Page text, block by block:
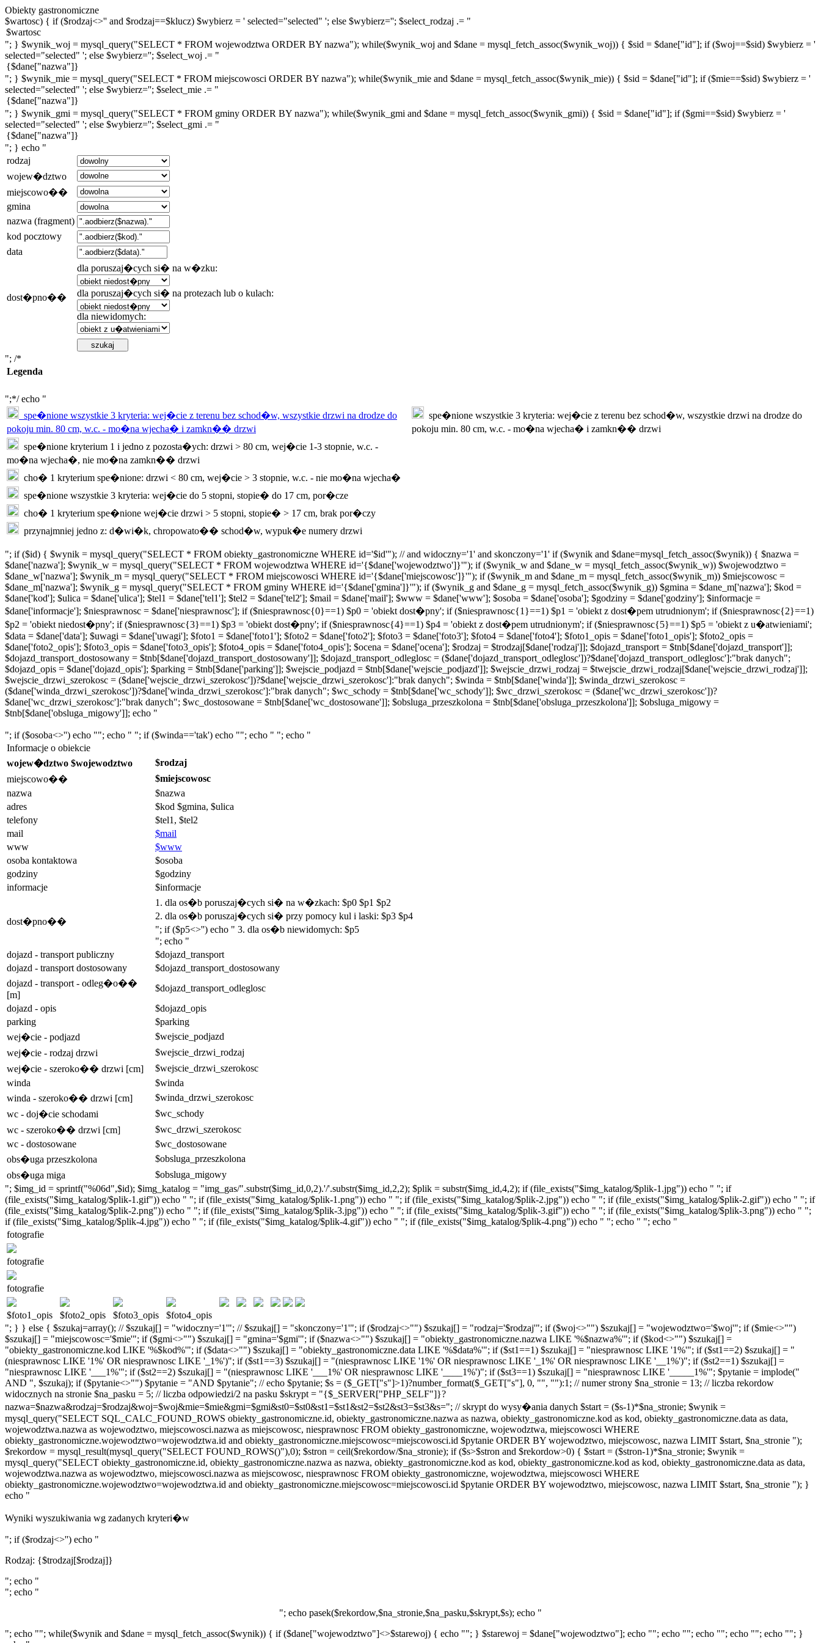
Obiekty gastronomiczne
$wartosc) { if ($rodzaj<>'' and $rodzaj==$klucz) $wybierz = ' selected="selected" '; else $wybierz=''; $select_rodzaj .= "
"; } $wynik_woj = mysql_query("SELECT * FROM wojewodztwa ORDER BY nazwa"); while($wynik_woj and $dane = mysql_fetch_assoc($wynik_woj)) { $sid = $dane["id"]; if ($woj==$sid) $wybierz = '
selected="selected" '; else $wybierz=''; $select_woj .= "
"; } $wynik_mie = mysql_query("SELECT * FROM miejscowosci ORDER BY nazwa"); while($wynik_mie and $dane = mysql_fetch_assoc($wynik_mie)) { $sid = $dane["id"]; if ($mie==$sid) $wybierz = '
selected="selected" '; else $wybierz=''; $select_mie .= "
"; } $wynik_gmi = mysql_query("SELECT * FROM gminy ORDER BY nazwa"); while($wynik_gmi and $dane = mysql_fetch_assoc($wynik_gmi)) { $sid = $dane["id"]; if ($gmi==$sid) $wybierz = '
selected="selected" '; else $wybierz=''; $select_gmi .= "
"; } echo "
rodzaj
wojew�dztwo
miejscowo��
gmina
nazwa (fragment)
kod pocztowy
data
dost�pno��
dla poruszaj�cych si� na w�zku:
dla poruszaj�cych si� na protezach lub o kulach:
dla niewidomych:
"; /*
Legenda
";*/ echo "
spe�nione wszystkie 3 kryteria: wej�cie z terenu bez schod�w, wszystkie drzwi na drodze do
pokoju min. 80 cm, w.c. - mo�na wjecha� i zamkn�� drzwi
spe�nione wszystkie 3 kryteria: wej�cie z terenu bez schod�w, wszystkie drzwi na drodze do
pokoju min. 80 cm, w.c. - mo�na wjecha� i zamkn�� drzwi
spe�nione kryterium 1 i jedno z pozosta�ych: drzwi > 80 cm, wej�cie 1-3 stopnie, w.c. -
mo�na wjecha�, nie mo�na zamkn�� drzwi
cho� 1 kryterium spe�nione: drzwi < 80 cm, wej�cie > 3 stopnie, w.c. - nie mo�na wjecha�
spe�nione wszystkie 3 kryteria: wej�cie do 5 stopni, stopie� do 17 cm, por�cze
cho� 1 kryterium spe�nione wej�cie drzwi > 5 stopni, stopie� > 17 cm, brak por�czy
przynajmniej jedno z: d�wi�k, chropowato�� schod�w, wypuk�e numery drzwi
"; if ($id) { $wynik = mysql_query("SELECT * FROM obiekty_gastronomiczne WHERE id='$id'"); // and widoczny='1' and skonczony='1' if ($wynik and $dane=mysql_fetch_assoc($wynik)) { $nazwa =
$dane['nazwa']; $wynik_w = mysql_query("SELECT * FROM wojewodztwa WHERE id='{$dane['wojewodztwo']}'"); if ($wynik_w and $dane_w = mysql_fetch_assoc($wynik_w)) $wojewodztwo =
$dane_w['nazwa']; $wynik_m = mysql_query("SELECT * FROM miejscowosci WHERE id='{$dane['miejscowosc']}'"); if ($wynik_m and $dane_m = mysql_fetch_assoc($wynik_m)) $miejscowosc =
$dane_m['nazwa']; $wynik_g = mysql_query("SELECT * FROM gminy WHERE id='{$dane['gmina']}'"); if ($wynik_g and $dane_g = mysql_fetch_assoc($wynik_g)) $gmina = $dane_m['nazwa']; $kod =
$dane['kod']; $ulica = $dane['ulica']; $tel1 = $dane['tel1']; $tel2 = $dane['tel2']; $mail = $dane['mail']; $www = $dane['www']; $osoba = $dane['osoba']; $godziny = $dane['godziny']; $informacje =
$dane['informacje']; $niesprawnosc = $dane['niesprawnosc']; if ($niesprawnosc{0}==1) $p0 = 'obiekt dost�pny'; if ($niesprawnosc{1}==1) $p1 = 'obiekt z dost�pem utrudnionym'; if ($niesprawnosc{2}==1)
$p2 = 'obiekt niedost�pny'; if ($niesprawnosc{3}==1) $p3 = 'obiekt dost�pny'; if ($niesprawnosc{4}==1) $p4 = 'obiekt z dost�pem utrudnionym'; if ($niesprawnosc{5}==1) $p5 = 'obiekt z u�atwieniami';
$data = $dane['data']; $uwagi = $dane['uwagi']; $foto1 = $dane['foto1']; $foto2 = $dane['foto2']; $foto3 = $dane['foto3']; $foto4 = $dane['foto4']; $foto1_opis = $dane['foto1_opis']; $foto2_opis =
$dane['foto2_opis']; $foto3_opis = $dane['foto3_opis']; $foto4_opis = $dane['foto4_opis']; $ocena = $dane['ocena']; $rodzaj = $trodzaj[$dane['rodzaj']]; $dojazd_transport = $tnb[$dane['dojazd_transport']];
$dojazd_transport_dostosowany = $tnb[$dane['dojazd_transport_dostosowany']]; $dojazd_transport_odleglosc = ($dane['dojazd_transport_odleglosc'])?$dane['dojazd_transport_odleglosc']:"brak danych";
$dojazd_opis = $dane['dojazd_opis']; $parking = $tnb[$dane['parking']]; $wejscie_podjazd = $tnb[$dane['wejscie_podjazd']]; $wejscie_drzwi_rodzaj = $twejscie_drzwi_rodzaj[$dane['wejscie_drzwi_rodzaj']];
$wejscie_drzwi_szerokosc = ($dane['wejscie_drzwi_szerokosc'])?$dane['wejscie_drzwi_szerokosc']:"brak danych"; $winda = $tnb[$dane['winda']]; $winda_drzwi_szerokosc =
($dane['winda_drzwi_szerokosc'])?$dane['winda_drzwi_szerokosc']:"brak danych"; $wc_schody = $tnb[$dane['wc_schody']]; $wc_drzwi_szerokosc = ($dane['wc_drzwi_szerokosc'])?
$dane['wc_drzwi_szerokosc']:"brak danych"; $wc_dostosowane = $tnb[$dane['wc_dostosowane']]; $obsluga_przeszkolona = $tnb[$dane['obsluga_przeszkolona']]; $obsluga_migowy =
$tnb[$dane['obsluga_migowy']]; echo "
"; if ($osoba<>'') echo ""; echo " "; if ($winda=='tak') echo ""; echo " "; echo "
Informacje o obiekcie
wojew�dztwo $wojewodztwo
$rodzaj
miejscowo��
$miejscowosc
nazwa
$nazwa
adres
$kod $gmina, $ulica
telefony
$tel1, $tel2
mail
$mail
www
$www
osoba kontaktowa
$osoba
godziny
$godziny
informacje
$informacje
dost�pno��
1. dla os�b poruszaj�cych si� na w�zkach: $p0 $p1 $p2
2. dla os�b poruszaj�cych si� przy pomocy kul i laski: $p3 $p4
"; if ($p5<>'') echo " 3. dla os�b niewidomych: $p5
"; echo "
dojazd - transport publiczny
$dojazd_transport
dojazd - transport dostosowany
$dojazd_transport_dostosowany
dojazd - transport - odleg�o��
[m]
$dojazd_transport_odleglosc
dojazd - opis
$dojazd_opis
parking
$parking
wej�cie - podjazd
$wejscie_podjazd
wej�cie - rodzaj drzwi
$wejscie_drzwi_rodzaj
wej�cie - szeroko�� drzwi [cm]
$wejscie_drzwi_szerokosc
winda
$winda
winda - szeroko�� drzwi [cm]
$winda_drzwi_szerokosc
wc - doj�cie schodami
$wc_schody
wc - szeroko�� drzwi [cm]
$wc_drzwi_szerokosc
wc - dostosowane
$wc_dostosowane
obs�uga przeszkolona
$obsluga_przeszkolona
obs�uga miga
$obsluga_migowy
"; $img_id = sprintf("%06d",$id); $img_katalog = "img_gas/".substr($img_id,0,2).'/'.substr($img_id,2,2); $plik = substr($img_id,4,2); if (file_exists("$img_katalog/$plik-1.jpg")) echo " "; if
(file_exists("$img_katalog/$plik-1.gif")) echo " "; if (file_exists("$img_katalog/$plik-1.png")) echo " "; if (file_exists("$img_katalog/$plik-2.jpg")) echo " "; if (file_exists("$img_katalog/$plik-2.gif")) echo " "; if
(file_exists("$img_katalog/$plik-2.png")) echo " "; if (file_exists("$img_katalog/$plik-3.jpg")) echo " "; if (file_exists("$img_katalog/$plik-3.gif")) echo " "; if (file_exists("$img_katalog/$plik-3.png")) echo " ";
if (file_exists("$img_katalog/$plik-4.jpg")) echo " "; if (file_exists("$img_katalog/$plik-4.gif")) echo " "; if (file_exists("$img_katalog/$plik-4.png")) echo " "; echo " "; echo "
fotografie
fotografie
fotografie
$foto1_opis $foto2_opis $foto3_opis
$foto4_opis
"; } } else { $szukaj=array(); // $szukaj[] = "widoczny='1'"; // $szukaj[] = "skonczony='1'"; if ($rodzaj<>"") $szukaj[] = "rodzaj='$rodzaj'"; if ($woj<>"") $szukaj[] = "wojewodztwo='$woj'"; if ($mie<>"")
$szukaj[] = "miejscowosc='$mie'"; if ($gmi<>"") $szukaj[] = "gmina='$gmi'"; if ($nazwa<>"") $szukaj[] = "obiekty_gastronomiczne.nazwa LIKE '%$nazwa%'"; if ($kod<>"") $szukaj[] =
"obiekty_gastronomiczne.kod LIKE '%$kod%'"; if ($data<>"") $szukaj[] = "obiekty_gastronomiczne.data LIKE '%$data%'"; if ($st1==1) $szukaj[] = "niesprawnosc LIKE '1%'"; if ($st1==2) $szukaj[] = "
(niesprawnosc LIKE '1%' OR niesprawnosc LIKE '_1%')"; if ($st1==3) $szukaj[] = "(niesprawnosc LIKE '1%' OR niesprawnosc LIKE '_1%' OR niesprawnosc LIKE '__1%')"; if ($st2==1) $szukaj[] =
"niesprawnosc LIKE '___1%'"; if ($st2==2) $szukaj[] = "(niesprawnosc LIKE '___1%' OR niesprawnosc LIKE '____1%')"; if ($st3==1) $szukaj[] = "niesprawnosc LIKE '_____1%'"; $pytanie = implode("
AND ", $szukaj); if ($pytanie<>"") $pytanie = "AND $pytanie"; // echo $pytanie; $s = ($_GET["s"]>1)?number_format($_GET["s"], 0, "", ""):1; // numer strony $na_stronie = 13; // liczba rekordow
widocznych na stronie $na_pasku = 5; // liczba odpowiedzi/2 na pasku $skrypt = "{$_SERVER["PHP_SELF"]}?
nazwa=$nazwa&rodzaj=$rodzaj&woj=$woj&mie=$mie&gmi=$gmi&st0=$st0&st1=$st1&st2=$st2&st3=$st3&s="; // skrypt do wysy�ania danych $start = ($s-1)*$na_stronie; $wynik =
mysql_query("SELECT SQL_CALC_FOUND_ROWS obiekty_gastronomiczne.id, obiekty_gastronomiczne.nazwa as nazwa, obiekty_gastronomiczne.kod as kod, obiekty_gastronomiczne.data as data,
wojewodztwa.nazwa as wojewodztwo, miejscowosci.nazwa as miejscowosc, niesprawnosc FROM obiekty_gastronomiczne, wojewodztwa, miejscowosci WHERE
obiekty_gastronomiczne.wojewodztwo=wojewodztwa.id and obiekty_gastronomiczne.miejscowosc=miejscowosci.id $pytanie ORDER BY wojewodztwo, miejscowosc, nazwa LIMIT $start, $na_stronie ");
$rekordow = mysql_result(mysql_query("SELECT FOUND_ROWS()"),0); $stron = ceil($rekordow/$na_stronie); if ($s>$stron and $rekordow>0) { $start = ($stron-1)*$na_stronie; $wynik =
mysql_query("SELECT obiekty_gastronomiczne.id, obiekty_gastronomiczne.nazwa as nazwa, obiekty_gastronomiczne.kod as kod, obiekty_gastronomiczne.kod as kod, obiekty_gastronomiczne.data as data,
wojewodztwa.nazwa as wojewodztwo, miejscowosci.nazwa as miejscowosc, niesprawnosc FROM obiekty_gastronomiczne, wojewodztwa, miejscowosci WHERE
obiekty_gastronomiczne.wojewodztwo=wojewodztwa.id and obiekty_gastronomiczne.miejscowosc=miejscowosci.id $pytanie ORDER BY wojewodztwo, miejscowosc, nazwa LIMIT $start, $na_stronie "); }
echo "
Wyniki wyszukiwania wg zadanych kryteri�w
"; if ($rodzaj<>'') echo "
Rodzaj: {$trodzaj[$rodzaj]}
"; echo "
"; echo "
"; echo pasek($rekordow,$na_stronie,$na_pasku,$skrypt,$s); echo "
"; echo ""; while($wynik and $dane = mysql_fetch_assoc($wynik)) { if ($dane["wojewodztwo"]<>$starewoj) { echo ""; } $starewoj = $dane["wojewodztwo"]; echo ""; echo ""; echo ""; echo ""; echo ""; }